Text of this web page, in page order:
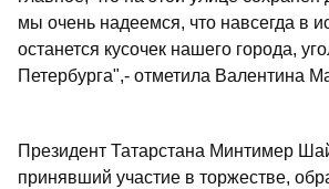
мы очень надеемся, что навсегда в
останется кусочек нашего города,
Петербурга",- отметила Валентина
Президент Татарстана Минтимер
принявший участие в торжестве,